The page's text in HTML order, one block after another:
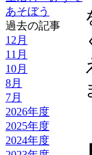
あそぼう
過去の記事
12月
11月
10月
8月
7月
2026年度
2025年度
2024年度